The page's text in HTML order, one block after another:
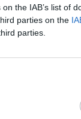
the IAB’s list of
parties on the
parties.
λαιμό σας.